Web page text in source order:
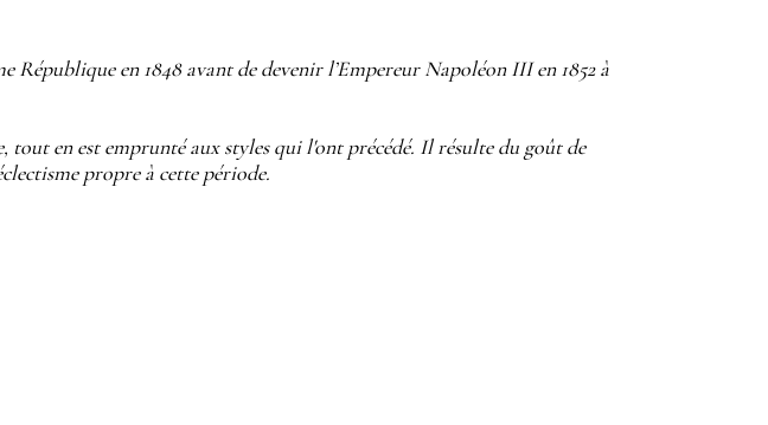
en 1848 avant de devenir l’Empereur Napoléon III en 1852 à
en est emprunté aux styles qui l'ont précédé. Il résulte du goût de
propre à cette période.